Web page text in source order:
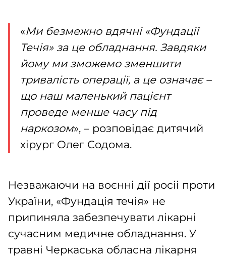
«Ми безмежно вдячні «Фундації
Течія» за це обладнання. Завдяки
йому ми зможемо зменшити
тривалість операції, а це означає –
що наш маленький пацієнт
проведе менше часу під
наркозом», – розповідає дитячий
хірург Олег Содома.
Незважаючи на воєнні дії росіі проти
України, «Фундація течія» не
припиняла забезпечувати лікарні
сучасним медичне обладнання. У
травні Черкаська обласна лікарня